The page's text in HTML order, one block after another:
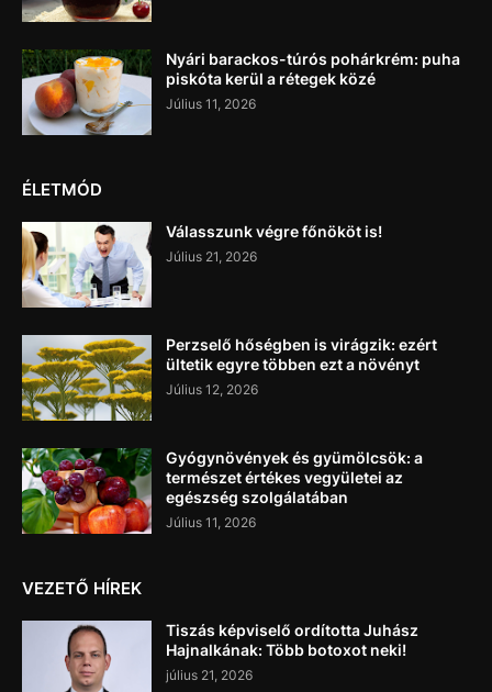
Nyári barackos-túrós pohárkrém: puha
piskóta kerül a rétegek közé
Július 11, 2026
ÉLETMÓD
Válasszunk végre főnököt is!
Július 21, 2026
Perzselő hőségben is virágzik: ezért
ültetik egyre többen ezt a növényt
Július 12, 2026
Gyógynövények és gyümölcsök: a
természet értékes vegyületei az
egészség szolgálatában
Július 11, 2026
VEZETŐ HÍREK
Tiszás képviselő ordította Juhász
Hajnalkának: Több botoxot neki!
július 21, 2026